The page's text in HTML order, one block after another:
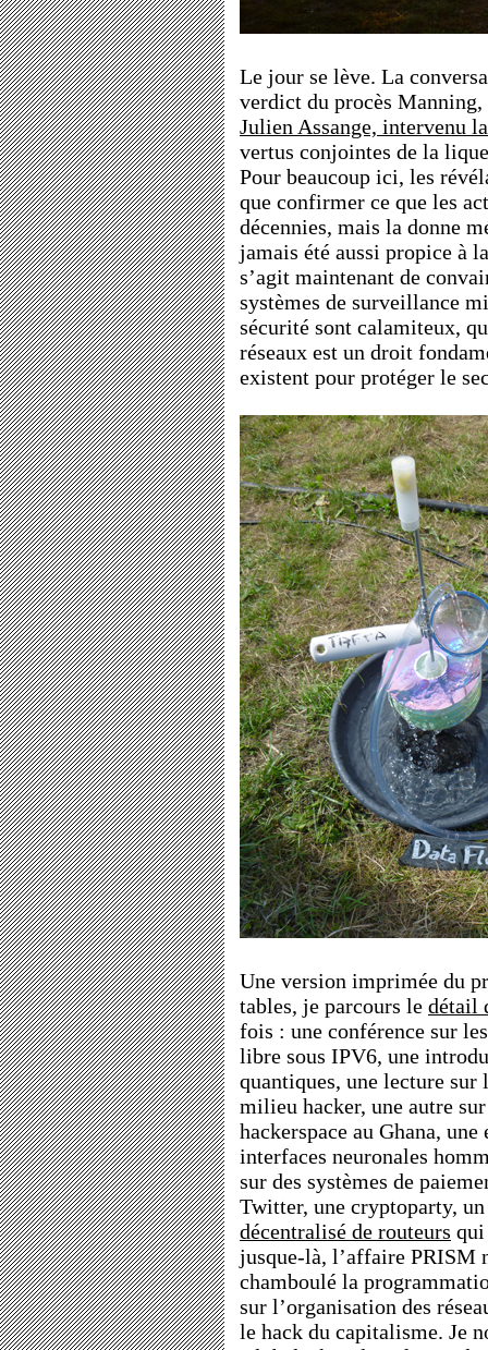
Le jour se lève. La
verdict du procès
Julien Assange, intervenu
vertus conjointes de la
Pour beaucoup ici, les
que confirmer ce que les
décennies, mais la donne
jamais été aussi propice à
s’agit maintenant de
systèmes de surveillance
sécurité sont calamiteux,
réseaux est un droit
existent pour protéger le
Une version imprimée du
tables, je parcours le détail
fois : une conférence sur
libre sous IPV6, une
quantiques, une lecture sur
milieu hacker, une autre
hackerspace au Ghana,
interfaces neuronales
sur des systèmes de
Twitter, une cryptoparty,
décentralisé de routeurs qui
jusque-là, l’affaire PRISM
chamboulé la
sur l’organisation des
le hack du capitalisme. Je